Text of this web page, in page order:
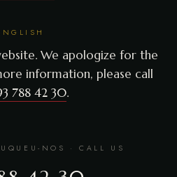
We apologize for the
information, please call
788 42 30.
NOS · CALL US